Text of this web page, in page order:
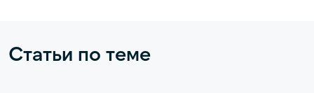
Статьи по теме